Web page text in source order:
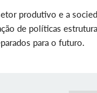
produtivo e a
de políticas
para o futuro.